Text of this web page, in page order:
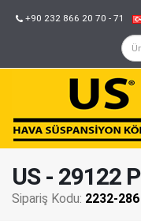
+90 232 866 20 70 - 71
US - 29122 P
Sipariş Kodu: 2232-286